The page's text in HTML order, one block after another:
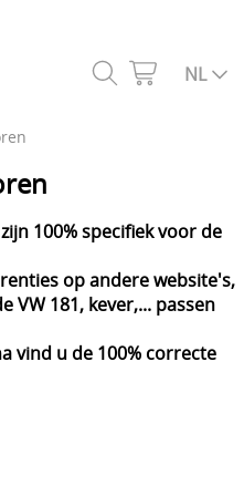
NL
100% specifiek voor de
op andere website's,
VW 181, kever,... passen
vind u de 100% correcte